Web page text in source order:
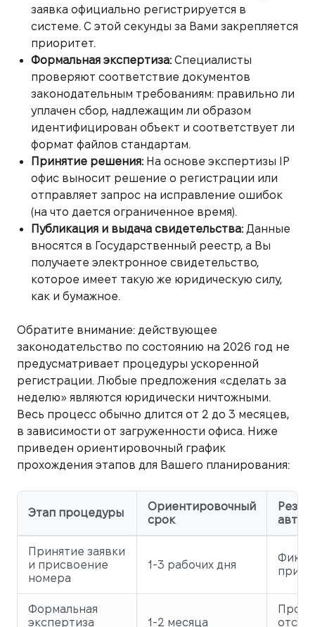
заявка официально регистрируется в
системе. С этой секунды за Вами закрепляется
приоритет.
Формальная экспертиза:Специалисты
проверяют соответствие документов
законодательным требованиям: правильно ли
уплачен сбор, надлежащим ли образом
идентифицирован объект и соответствует ли
формат файлов стандартам.
Принятие решения:На основе экспертизы IP
офис выносит решение о регистрации или
отправляет запрос на исправление ошибок
(на что дается ограниченное время).
Публикация и выдача свидетельства:Данные
вносятся в Государственный реестр, а Вы
получаете электронное свидетельство,
которое имеет такую же юридическую силу,
как и бумажное.
Обратите внимание: действующее
законодательство по состоянию на 2026 год не
предусматривает процедуры ускоренной
регистрации. Любые предложения «сделать за
неделю» являются юридически ничтожными.
Весь процесс обычно длится от 2 до 3 месяцев,
в зависимости от загруженности офиса. Ниже
приведен ориентировочный график
прохождения этапов для Вашего планирования:
Этап процедуры
Ориентировочный
срок
Принятие заявки
и присвоение
номера
1-3 рабочих дня
Формальная
экспертиза
1-2 месяца